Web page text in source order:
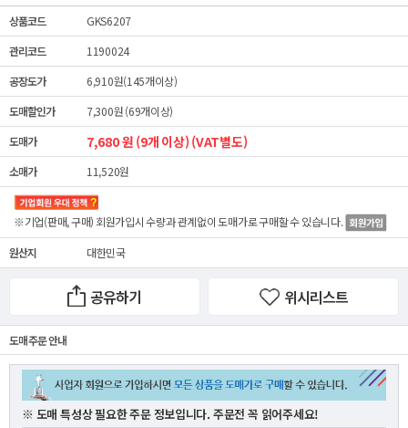
상품코드
GKS6207
관리코드
1190024
공장도가
6,910원(145개이상)
도매할인가
7,300원 (69개이상)
도매가
7,680 원 (9개 이상) (VAT별도)
소매가 11,520원
※기업(판매, 구매) 회원가입시 수량과 관계없이도매가로 구매할 수 있습니다.
원산지 대한민국
공유하기 위시리스트
도매 주문 안내
※ 도매 특성상 필요한 주문 정보입니다. 주문전 꼭 읽어주세요!